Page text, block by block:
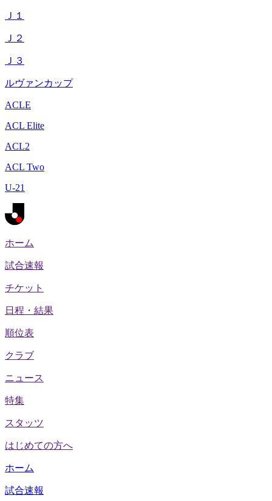
Ｊ１
Ｊ２
Ｊ３
ルヴァンカップ
ACLE
ACL Elite
ACL2
ACL Two
U-21
ホーム
試合速報
チケット
日程・結果
順位表
クラブ
ニュース
特集
スタッツ
はじめての方へ
ホーム
試合速報